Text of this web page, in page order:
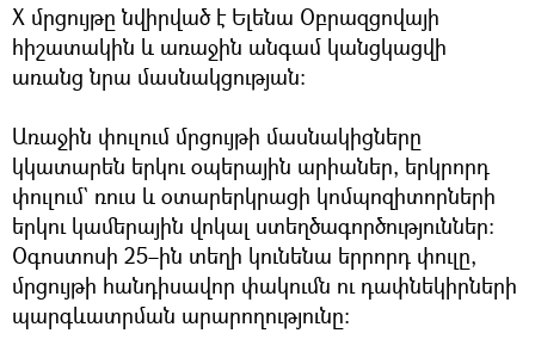
Х մրցույթը նվիրված է Ելենա Օբրազցովայի
հիշատակին և առաջին անգամ կանցկացվի
առանց նրա մասնակցության։
Առաջին փուլում մրցույթի մասնակիցները
կկատարեն երկու օպերային արիաներ, երկրորդ
փուլում` ռուս և օտարերկրացի կոմպոզիտորների
երկու կամերային վոկալ ստեղծագործություններ։
Օգոստոսի 25–ին տեղի կունենա երրորդ փուլը,
մրցույթի հանդիսավոր փակումն ու դափնեկիրների
պարգևատրման արարողությունը։